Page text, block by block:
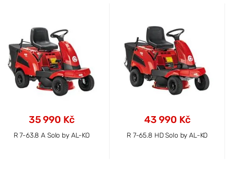
35 990 Kč
R 7-63.8 A Solo by AL-KO
43 990 Kč
R 7-65.8 HD Solo by AL-KO